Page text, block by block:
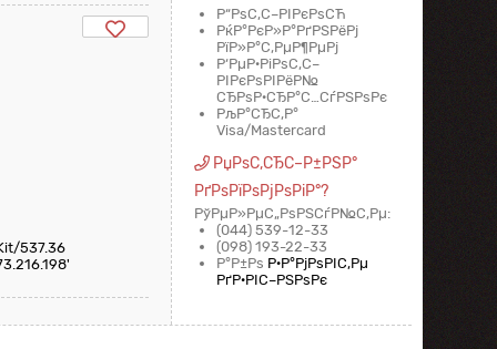
537.36
Р“РѕС‚С–РІРєРѕСЋ
РќР°РєР»Р°РґРЅРёРј
РїР»Р°С‚РµР¶РµРј
Р‘РµР·РіРѕС‚С–
РІРєРѕРІРёР№
СЂРѕР·СЂР°С…СѓРЅРѕРє
РљР°СЂС‚Р°
Visa/Mastercard
РџРѕС‚СЂС–Р±РЅР°
РґРѕРїРѕРјРѕРіР°?
РўРµР»РµС„РѕРЅСѓР№С‚Рµ:
(044) 539-12-33
(098) 193-22-33
Р°Р±Рѕ Р·Р°РјРѕРІС‚Рµ
РґР·РІС–РЅРѕРє